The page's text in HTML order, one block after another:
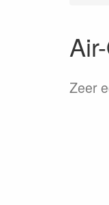
Zeer